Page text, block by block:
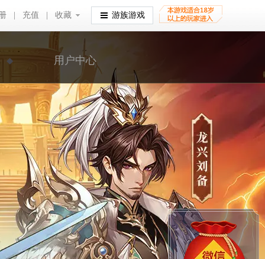
充值 收藏
收藏 游族游戏
用户中心